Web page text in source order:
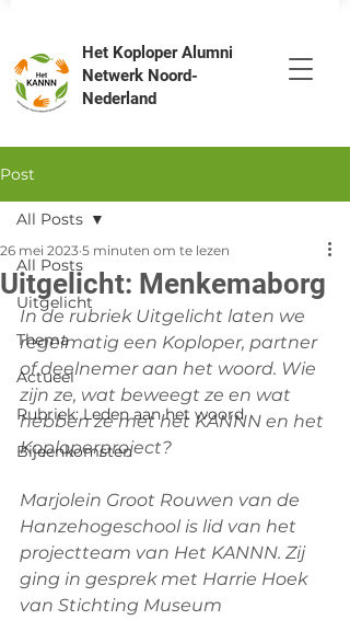
Het Koploper Alumni
Netwerk Noord-
Nederland
Post
All Posts
Uitgelicht
Thema
Actueel
Rubriek: Leden aan het woord
Bijeenkomsten
All Posts
Uitgelicht: Menkemaborg
26 mei 2023 5 minuten om te lezen
In de rubriek Uitgelicht laten we
regelmatig een Koploper, partner
of deelnemer aan het woord. Wie
zijn ze, wat beweegt ze en wat
hebben ze met het KANNN en het
Koploperproject?
Marjolein Groot Rouwen van de
Hanzehogeschool is lid van het
projectteam van Het KANNN. Zij
ging in gesprek met Harrie Hoek
van Stichting Museum